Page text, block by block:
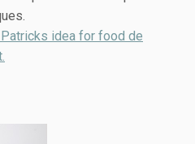
idea for food de